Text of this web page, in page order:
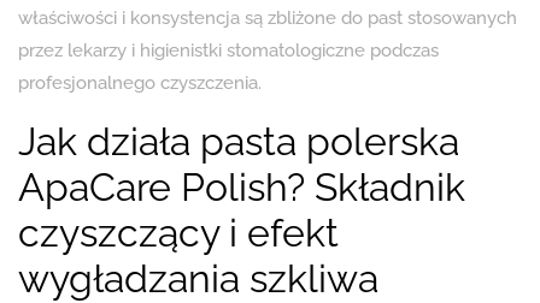
właściwości i konsystencja są zbliżone do past stosowanych
przez lekarzy i higienistki stomatologiczne podczas
profesjonalnego czyszczenia.
Jak działa pasta polerska
ApaCare Polish? Składnik
czyszczący i efekt
wygładzania szkliwa